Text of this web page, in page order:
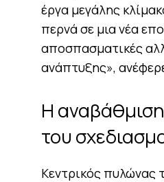
έργα μεγάλης
περνά σε μια νέα
αποσπασματικές
ανάπτυξης»,
Η
του
Κεντρικός πυλώνας